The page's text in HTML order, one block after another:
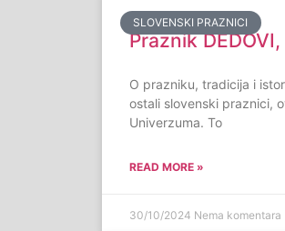
SLOVENSKI PRAZNICI
Praznik
O prazniku, tradicija i
ostali slovenski praznici,
Univerzuma. To
READ MORE »
30/10/2024 Nema komentara